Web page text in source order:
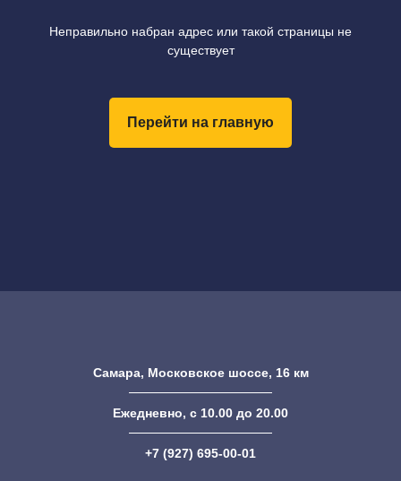
Неправильно набран адрес или такой страницы не
существует
Перейти на главную
Самара, Московское шоссе, 16 км
Ежедневно, с 10.00 до 20.00
+7 (927) 695-00-01